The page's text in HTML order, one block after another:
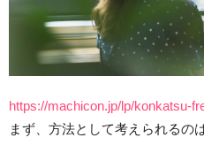
https://machicon.jp/lp/konkatsu-
まず、方法として考えられるの